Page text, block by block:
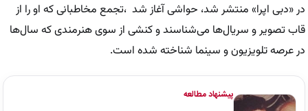
در «دبی اپرا» منتشر شد، حواشی آغاز شد ،تجمع مخاطبانی که او را از
قاب تصویر و سریال‌ها می‌شناسند و کنشی از سوی هنرمندی که سال‌ها
در عرصه تلویزیون و سینما شناخته شده است.
پیشنهاد مطالعه